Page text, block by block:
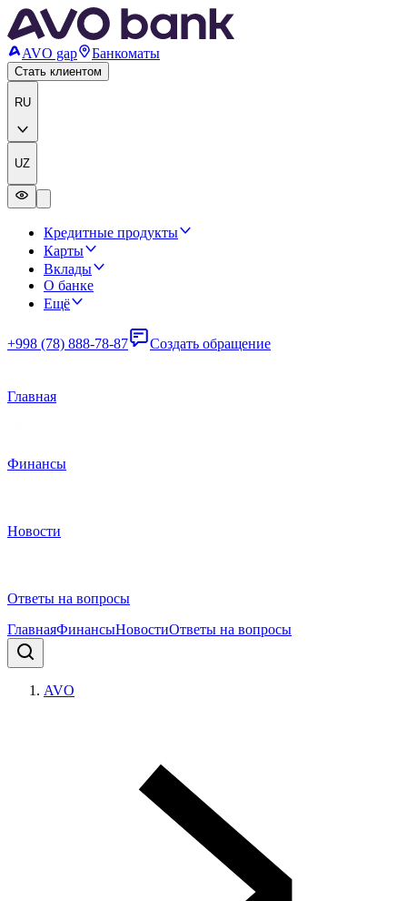
AVO gap Банкоматы
Стать клиентом
RU
UZ
Кредитные продукты
Карты
Вклады
О банке
Ещё
+998 (78) 888-78-87 Создать обращение
Главная
Финансы
Новости
Ответы на вопросы
ГлавнаяФинансыНовостиОтветы на вопросы
AVO